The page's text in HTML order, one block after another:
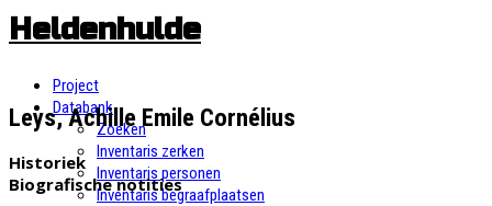
Skip
to
Heldenhulde
Project
Databank
Zoeken
Inventaris zerken
Inventaris personen
Inventaris begraafplaatsen
Leys, Achille Emile Cornélius
Historiek
Biografische notities